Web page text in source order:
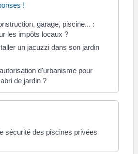
!
garage, piscine... :
les impôts locaux ?
un jacuzzi dans son jardin
d'urbanisme pour
de jardin ?
sécurité des piscines privées